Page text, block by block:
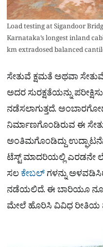
Load testing at Sigandoor
Karnataka’s longest inland
km extradosed balanced
ಸೇತುವೆ ಕ್ಷಮತೆ ಅಥವಾ
ಅದರ ಸುರಕ್ಷತೆಯನ್ನು
ನಡೆಸಲಾಗುತ್ತದೆ.
ನಿರ್ಮಾಣಗೊಂಡಿರುವ ಈ
ಅಂತಿಮಗೊಂಡಿದ್ದು
ಟೆಸ್ಟ್ ಮಾದರಿಯಲ್ಲಿ ಎರಡನೇ
ಸಲಕೇಬಲ್​ಗಳನ್ನು
ನಡೆಯಲಿದೆ. ಈ ಬಾರಿಯೂ
ಮೇಲೆ ಹೊರಿಸಿ ವಿವಿಧ ರೀತಿಯ